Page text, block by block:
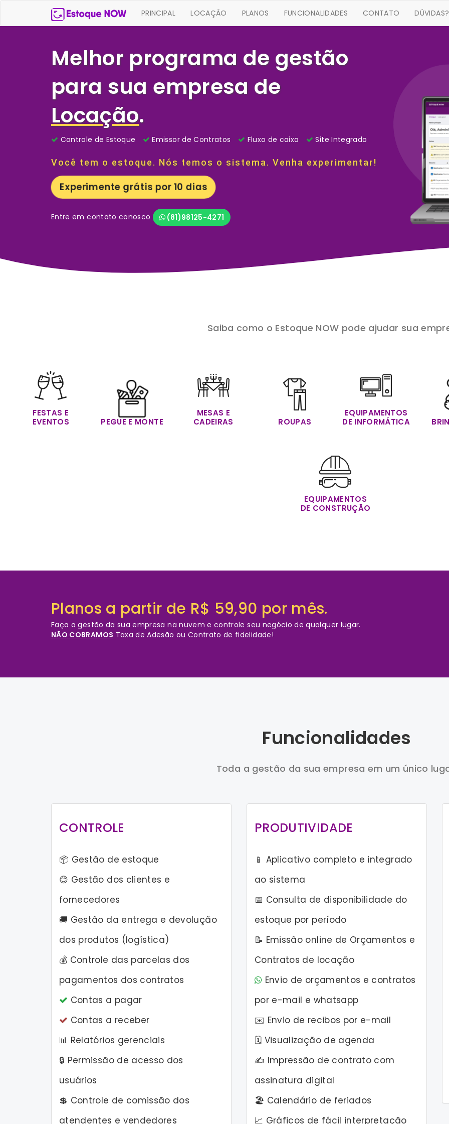
PRINCIPAL LOCAÇÃO PLANOS FUNCIONALIDADES CONTATO DÚVIDAS?
Melhor programa de gestão
para sua empresa de
Locação.
Controle de Estoque Emissor de Contratos Fluxo de caixa Site Integrado
Você tem o estoque. Nós temos o sistema. Venha experimentar!
Experimente grátis por 10 dias
Entre em contato conosco (81)98125-4271
Saiba como o Estoque NOW pode ajudar sua
FESTAS E
EVENTOS
PEGUE E MONTE
MESAS E
CADEIRAS
ROUPAS
EQUIPAMENTOS
DE INFORMÁTICA
EQUIPAMENTOS
DE CONSTRUÇÃO
Planos a partir de R$ 59,90 por mês.
Faça a gestão da sua empresa na nuvem e controle seu negócio de qualquer lugar.
NÃO COBRAMOS Taxa de Adesão ou Contrato de fidelidade!
Funcionalidades
Toda a gestão da sua empresa em um único
CONTROLE
📦 Gestão de estoque
😊 Gestão dos clientes e
fornecedores
🚚 Gestão da entrega e devolução
dos produtos (logística)
💰 Controle das parcelas dos
pagamentos dos contratos
Contas a pagar
Contas a receber
📊 Relatórios gerenciais
🔒 Permissão de acesso dos
usuários
💲 Controle de comissão dos
atendentes e vendedores
PRODUTIVIDADE
📱 Aplicativo completo e integrado
ao sistema
📅 Consulta de disponibilidade do
estoque por período
📝 Emissão online de Orçamentos e
Contratos de locação
Envio de orçamentos e contratos
por e-mail e whatsapp
✉️ Envio de recibos por e-mail
🗓️ Visualização de agenda
✍️ Impressão de contrato com
assinatura digital
🏖️ Calendário de feriados
📈 Gráficos de fácil interpretação